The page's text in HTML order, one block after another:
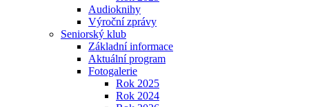
Audioknihy
Výroční zprávy
Seniorský klub
Základní informace
Aktuální program
Fotogalerie
Rok 2025
Rok 2024